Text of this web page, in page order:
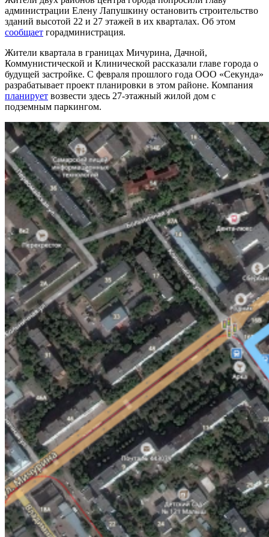
администрации Елену Лапушкину остановить строительство
зданий высотой 22 и 27 этажей в их кварталах. Об этом
сообщает горадминистрация.
Жители квартала в границах Мичурина, Дачной,
Коммунистической и Клинической рассказали главе города о
будущей застройке. С февраля прошлого года ООО «Секунда»
разрабатывает проект планировки в этом районе. Компания
планирует возвести здесь 27-этажный жилой дом с
подземным паркингом.